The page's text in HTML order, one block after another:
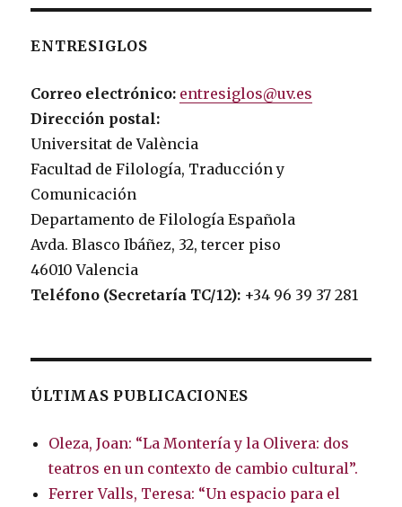
ENTRESIGLOS
Correo electrónico: entresiglos@uv.es
Dirección postal:
Universitat de València
Facultad de Filología, Traducción y
Comunicación
Departamento de Filología Española
Avda. Blasco Ibáñez, 32, tercer piso
46010 Valencia
Teléfono (Secretaría TC/12): +34 96 39 37 281
ÚLTIMAS PUBLICACIONES
Oleza, Joan: “La Montería y la Olivera: dos
teatros en un contexto de cambio cultural”.
Ferrer Valls, Teresa: “Un espacio para el